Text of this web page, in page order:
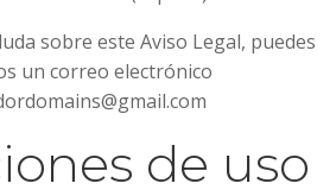
sobre este Aviso Legal, puedes
un correo electrónico
de uso